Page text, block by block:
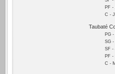
PF -
C -
Taubaté
PG
SG -
SF -
PF -
C -